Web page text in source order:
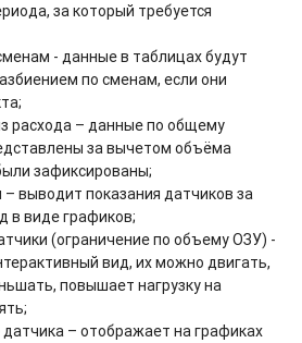
за который требуется
- данные в таблицах будут
по сменам, если они
расхода – данные по общему
за вычетом объёма
зафиксированы;
– выводит показания датчиков за
в виде графиков;
(ограничение по объему ОЗУ) -
вид, их можно двигать,
повышает нагрузку на
– отображает на графиках